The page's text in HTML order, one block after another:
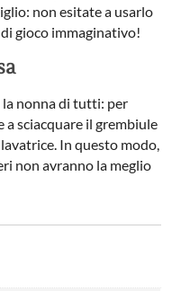
non esitate a usarlo
gioco immaginativo!
la nonna di tutti: per
sciacquare il grembiule
In questo modo,
non avranno la meglio